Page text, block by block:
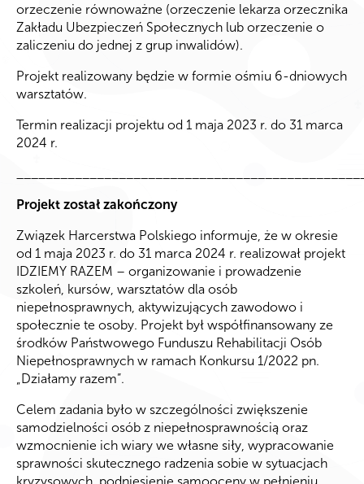
orzeczenie równoważne (orzeczenie lekarza orzecznika
Zakładu Ubezpieczeń Społecznych lub orzeczenie o
zaliczeniu do jednej z grup inwalidów).
Projekt realizowany będzie w formie ośmiu 6-dniowych
warsztatów.
Termin realizacji projektu od 1 maja 2023 r. do 31 marca
2024 r.
Projekt został zakończony
Związek Harcerstwa Polskiego informuje, że w okresie
od 1 maja 2023 r. do 31 marca 2024 r. realizował projekt
IDZIEMY RAZEM – organizowanie i prowadzenie
szkoleń, kursów, warsztatów dla osób
niepełnosprawnych, aktywizujących zawodowo i
społecznie te osoby. Projekt był współfinansowany ze
środków Państwowego Funduszu Rehabilitacji Osób
Niepełnosprawnych w ramach Konkursu 1/2022 pn.
„Działamy razem”.
Celem zadania było w szczególności zwiększenie
samodzielności osób z niepełnosprawnością oraz
wzmocnienie ich wiary we własne siły, wypracowanie
sprawności skutecznego radzenia sobie w sytuacjach